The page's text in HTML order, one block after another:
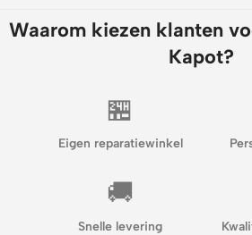
Waarom kiezen klanten
Kapot?
🏪
Eigen reparatiewinkel
🚚
Snelle levering